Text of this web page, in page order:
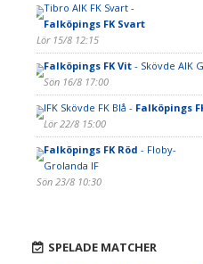
Tibro AIK FK Svart -
Falköpings FK Svart
Lör 15/8 12:15
Falköpings FK Vit- Skövde AIK
Sön 16/8 17:00
IFK Skövde FK Blå - Falköpings
Lör 22/8 15:00
Falköpings FK Röd - Floby-
Grolanda IF
Sön 23/8 10:30
SPELADE MATCHER